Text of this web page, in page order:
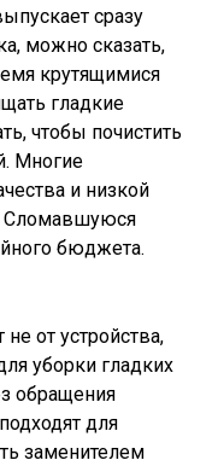
сразу
можно сказать,
крутящимися
гладкие
чтобы почистить
Многие
и низкой
Сломавшуюся
бюджета.
от устройства,
уборки гладких
обращения
для
заменителем